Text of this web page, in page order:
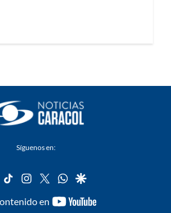
Síguenos en:
facebook
tiktok instagram
twitterwhatsapp
google
en
youtube-